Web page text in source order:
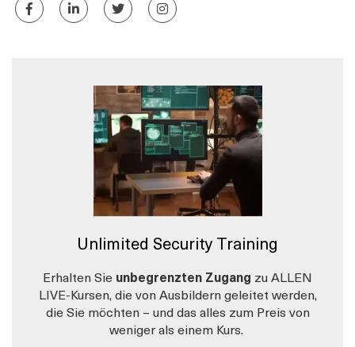
Unlimited Security Training
Erhalten Sie unbegrenzten Zugang zu ALLEN
LIVE-Kursen, die von Ausbildern geleitet werden,
die Sie möchten – und das alles zum Preis von
weniger als einem Kurs.